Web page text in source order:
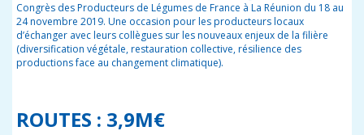
Congrès des Producteurs de Légumes de France à La Réunion du 18 au
24 novembre 2019. Une occasion pour les producteurs locaux
d’échanger avec leurs collègues sur les nouveaux enjeux de la filière
(diversification végétale, restauration collective, résilience des
productions face au changement climatique).
ROUTES : 3,9M€